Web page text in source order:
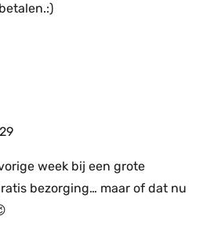
week bij een grote
bezorging… maar of dat nu